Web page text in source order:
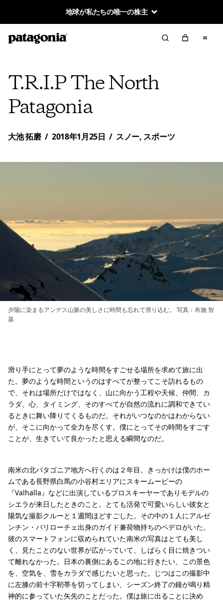
地球が私たちの唯一の株主
T.R.I.P The North
Patagonia
大池 拓磨 / 2018年1月25日 / スノー, スポーツ
夕陽に染まるアンデス山脈の美しさに時間も忘れて滑り込む。 写真：布施 智
基
滑り手にとって夢のような時間をすごせる場所を求めて旅に出
た。夢のような時間というのはすべてが整ってこそ訪れるもの
で、それは場所だけではなく、山に向かう工程や天候、仲間、カ
ラダ、心、タイミング、そのすべてが自然の流れに調和できてい
るときに舞い降りてくるものだ。それがいつなのかはわからない
が、そこに向かって全力を尽くす。僕にとってその時間をすごす
ことが、生きていて良かったと思える瞬間なのだ。
南米の北パタゴニア地方へ行くのは２年目。きっかけは僕のホー
ムである長野県白馬の小谷村エリアにスキームービーの
『Valhalla』などに出演しているプロスキーヤーでありモデルの
シエラが来日したときのこと。とても活発で可愛いらしい彼女と
陽気な撮影クルーと１週間ほどすごした。その中の１人にアルゼ
ンチン・バリローチェ出身のガイド兼荷物持ちのペデロがいた。
彼のスマートフォンに収められていた南米の写真はとても美し
く、見たことのない世界が広がっていて、しばらく目に焼きつい
て離れなかった。日本の裏側にあるこの地に行きたい、この景色
を、空気を、雪をカラダで感じたいと思った。じつはこの撮影中
に左膝の前十字靭帯を切ってしまい、シーズン終了の鐘が鳴り精
神的に参っていた矢先のことだった。僕は旅に出ることに決め